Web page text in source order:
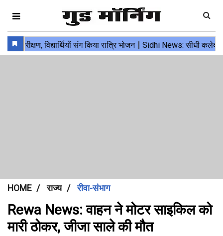
HOME राज्य रीवा-संभाग
Rewa News: वाहन ने मोटर साइकिल को
मारी ठोकर, जीजा साले की मौत